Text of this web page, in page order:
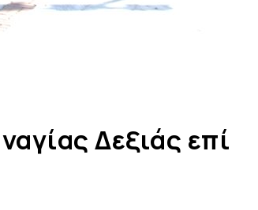
Δεξιάς επί